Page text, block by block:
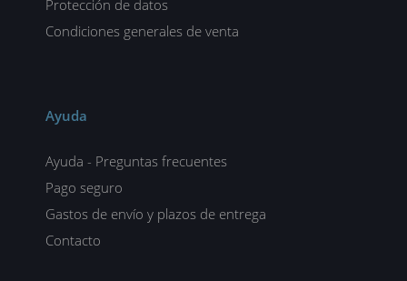
Protección de datos
Condiciones generales de venta
Ayuda
Ayuda - Preguntas frecuentes
Pago seguro
Gastos de envío y plazos de entrega
Contacto